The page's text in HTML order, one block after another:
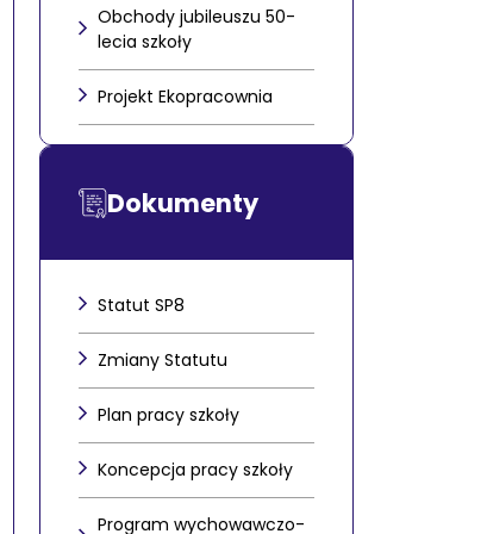
Obchody jubileuszu 50-
lecia szkoły
Projekt Ekopracownia
Dokumenty
Statut SP8
Zmiany Statutu
Plan pracy szkoły
Koncepcja pracy szkoły
Program wychowawczo-